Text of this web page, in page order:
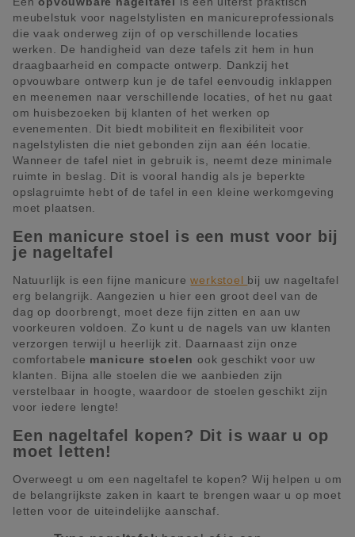
meubelstuk voor nagelstylisten en manicureprofessionals
die vaak onderweg zijn of op verschillende locaties
werken. De handigheid van deze tafels zit hem in hun
draagbaarheid en compacte ontwerp. Dankzij het
opvouwbare ontwerp kun je de tafel eenvoudig inklappen
en meenemen naar verschillende locaties, of het nu gaat
om huisbezoeken bij klanten of het werken op
evenementen. Dit biedt mobiliteit en flexibiliteit voor
nagelstylisten die niet gebonden zijn aan één locatie.
Wanneer de tafel niet in gebruik is, neemt deze minimale
ruimte in beslag. Dit is vooral handig als je beperkte
opslagruimte hebt of de tafel in een kleine werkomgeving
moet plaatsen.
Een manicure stoel is een must voor bij
je nageltafel
Natuurlijk is een fijne manicurewerkstoel bij uw nageltafel
erg belangrijk. Aangezien u hier een groot deel van de
dag op doorbrengt, moet deze fijn zitten en aan uw
voorkeuren voldoen. Zo kunt u de nagels van uw klanten
verzorgen terwijl u heerlijk zit. Daarnaast zijn onze
comfortabele manicure stoelen ook geschikt voor uw
klanten. Bijna alle stoelen die we aanbieden zijn
verstelbaar in hoogte, waardoor de stoelen geschikt zijn
voor iedere lengte!
Een nageltafel kopen? Dit is waar u op
moet letten!
Overweegt u om een nageltafel te kopen? Wij helpen u om
de belangrijkste zaken in kaart te brengen waar u op moet
letten voor de uiteindelijke aanschaf.